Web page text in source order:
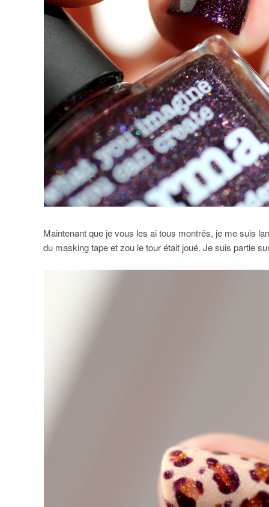
Maintenant que je vous les ai tous montrés, je me suis
du masking tape et zou le tour était joué. Je suis partie